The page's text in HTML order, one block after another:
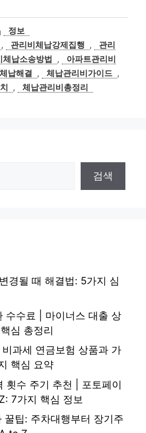
카
테
고
리
정보
, 관리비체납강제집행 ,
관리
체납소송방법 ,
아파트관리비
납해결 , 체납관리비가이드 ,
, 체납관리비총정리
검색
경될 때 해결법: 5가지 심
수수료 | 마이너스 대출 상
심 총정리
과세 연금보험 상품과 가
핵심 요약
횟수 주기 추천 | 포토페이
7가지 핵심 정보
꿀팁: 주차대행부터 장기주